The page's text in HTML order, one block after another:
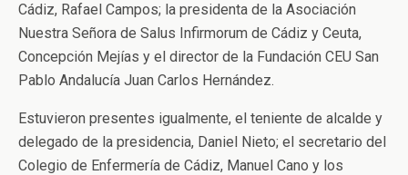
Cádiz, Rafael Campos; la presidenta de la Asociación
Nuestra Señora de Salus Infirmorum de Cádiz y Ceuta,
Concepción Mejías y el director de la Fundación CEU San
Pablo Andalucía Juan Carlos Hernández.
Estuvieron presentes igualmente, el teniente de alcalde y
delegado de la presidencia, Daniel Nieto; el secretario del
Colegio de Enfermería de Cádiz, Manuel Cano y los